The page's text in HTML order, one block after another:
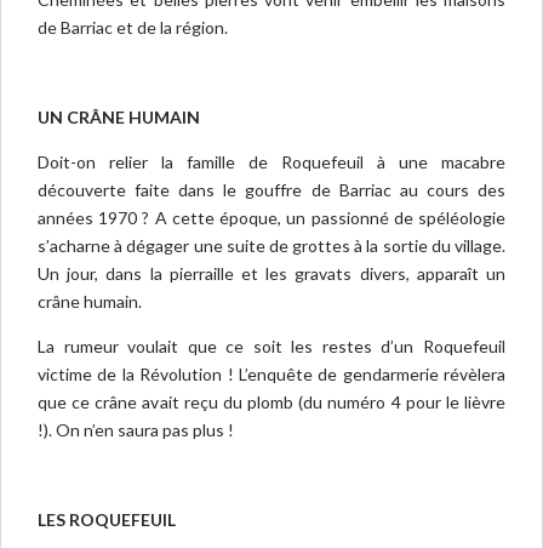
de Barriac et de la région.
UN CRÂNE HUMAIN
Doit-on relier la famille de Roquefeuil à une macabre
découverte faite dans le gouffre de Barriac au cours des
années 1970 ? A cette époque, un passionné de spéléologie
s’acharne à dégager une suite de grottes à la sortie du village.
Un jour, dans la pierraille et les gravats divers, apparaît un
crâne humain.
La rumeur voulait que ce soit les restes d’un Roquefeuil
victime de la Révolution ! L’enquête de gendarmerie révèlera
que ce crâne avait reçu du plomb (du numéro 4 pour le lièvre
!). On n’en saura pas plus !
LES ROQUEFEUIL